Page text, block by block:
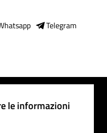
Telegram
le informazioni